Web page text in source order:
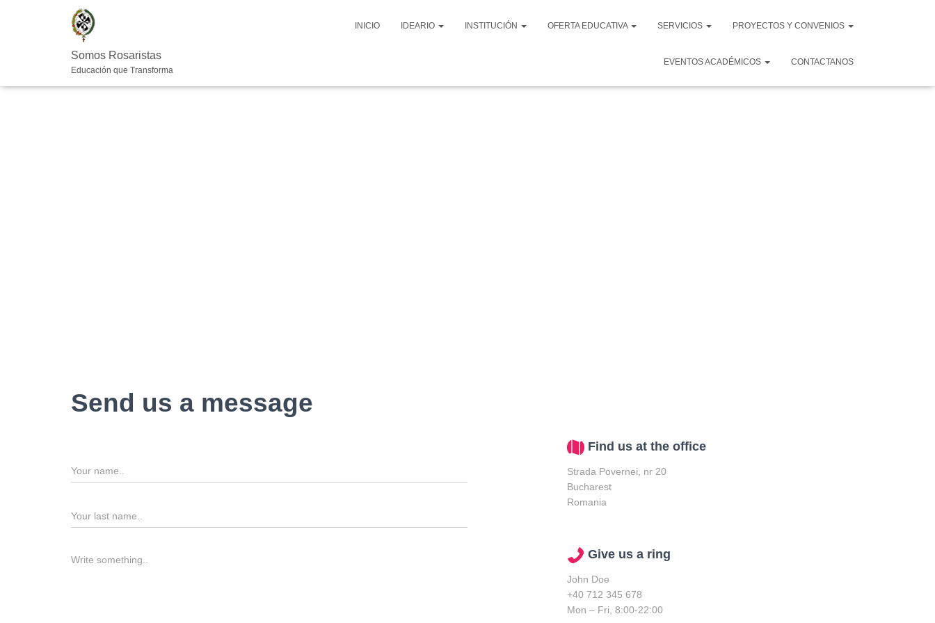
Somos Rosaristas
Educación que Transforma
INICIO IDEARIO INSTITUCIÓN OFERTA EDUCATIVA SERVICIOS PROYECTOS Y CONVENIOS
EVENTOS ACADÉMICOS CONTACTANOS
Send us a message
Find us at the office
Strada Povernei, nr 20
Bucharest
Romania
Give us a ring
John Doe
+40 712 345 678
Mon – Fri, 8:00-22:00